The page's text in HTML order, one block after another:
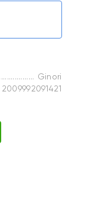
Ginori
2009992091421